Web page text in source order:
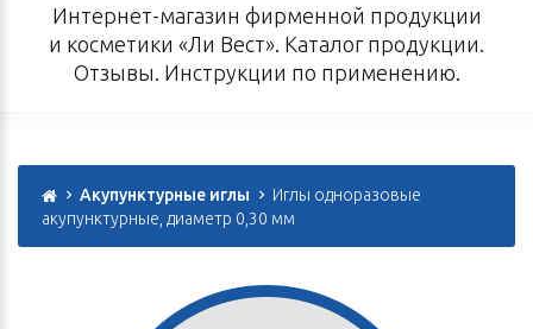
Интернет-магазин фирменной продукции
и косметики «Ли Вест». Каталог продукции.
Отзывы. Инструкции по применению.
Акупунктурные иглы
Иглы одноразовые
акупунктурные, диаметр 0,30 мм